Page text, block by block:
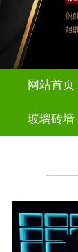
网站首页
玻璃砖墙